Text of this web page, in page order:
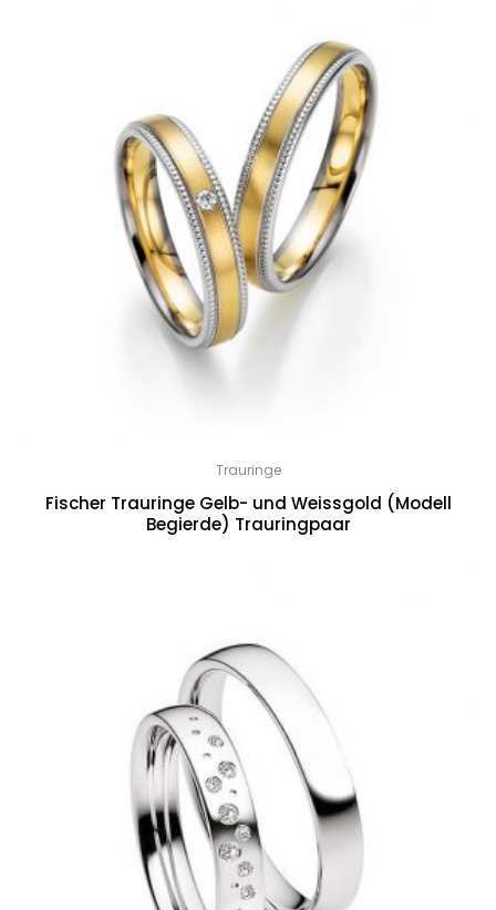
Trauringe
Fischer Trauringe Gelb- und Weissgold (Modell
Begierde) Trauringpaar